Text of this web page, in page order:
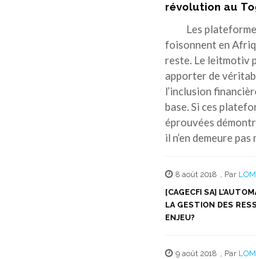
révolution au
Les plateformes
foisonnent en
reste. Le leitmotiv
apporter de
l’inclusion
base. Si ces
éprouvées
il n’en demeure
8 août 2018 , Par
[CAGECFI SA]
LA GESTION DES
ENJEU?
9 août 2018 , Par